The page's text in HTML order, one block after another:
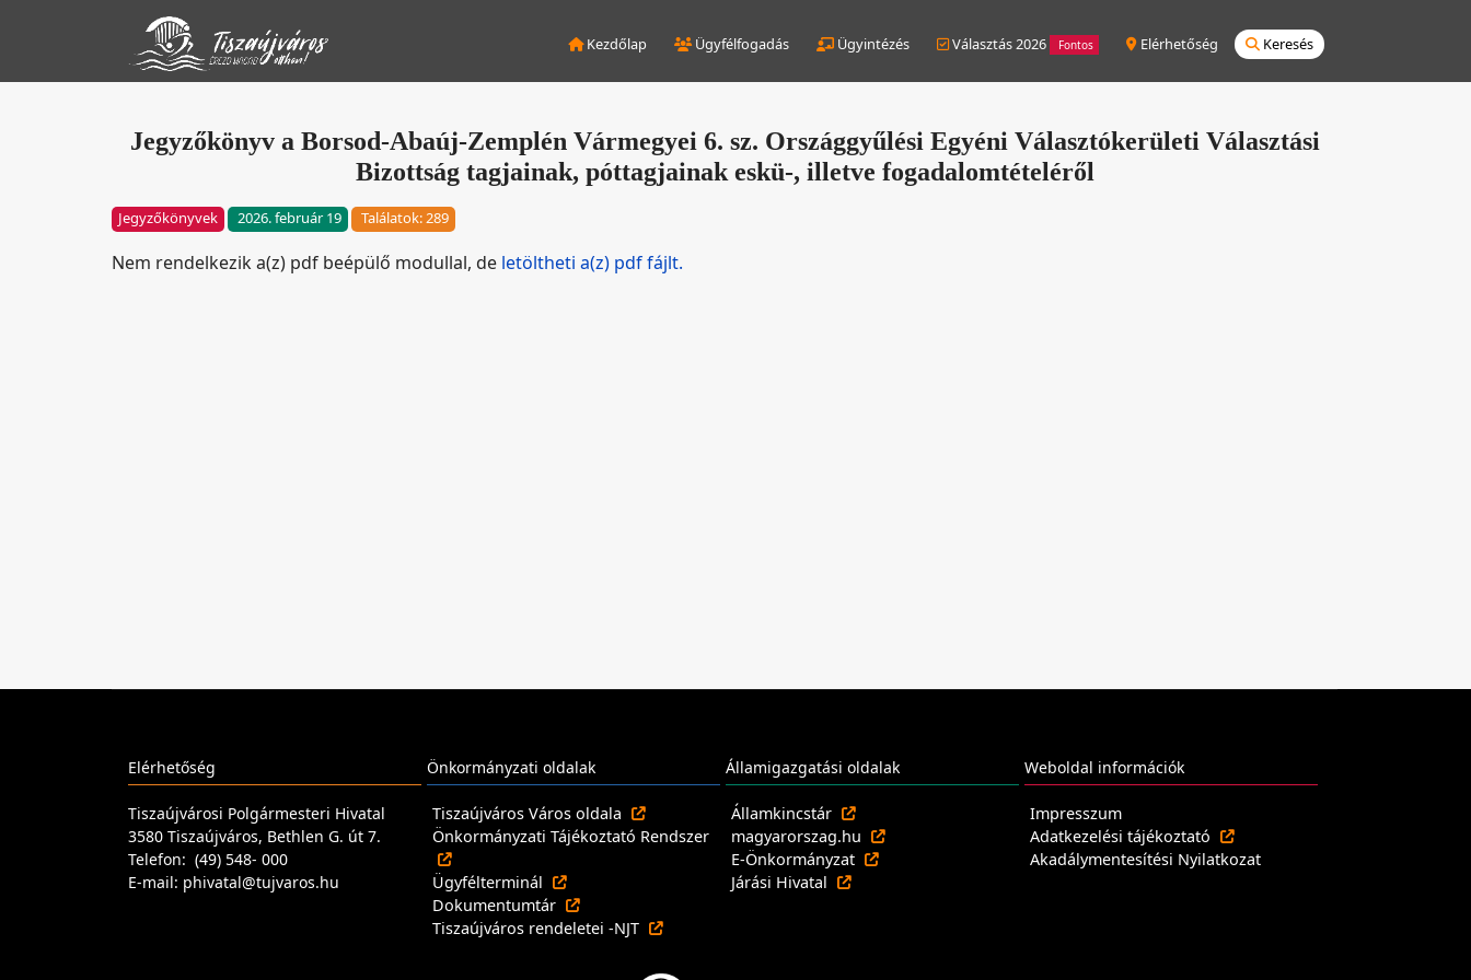
Kezdőlap Ügyfélfogadás Ügyintézés Választás 2026 Fontos Elérhetőség Keresés
Jegyzőkönyv a Borsod-Abaúj-Zemplén Vármegyei 6. sz. Országgyűlési Egyéni Választókerületi Választási
Bizottság tagjainak, póttagjainak eskü-, illetve fogadalomtételéről
Jegyzőkönyvek 2026. február 19 Találatok: 289
Nem rendelkezik a(z) pdf beépülő modullal, de letöltheti a(z) pdf fájlt.
Elérhetőség
Tiszaújvárosi Polgármesteri Hivatal
3580 Tiszaújváros, Bethlen G. út 7.
Telefon: (49) 548- 000
E-mail: phivatal@tujvaros.hu
Önkormányzati oldalak
Tiszaújváros Város oldala
Önkormányzati Tájékoztató Rendszer
Ügyfélterminál
Dokumentumtár
Tiszaújváros rendeletei -NJT
Államigazgatási oldalak
Államkincstár
magyarorszag.hu
E-Önkormányzat
Járási Hivatal
Weboldal információk
Impresszum
Adatkezelési tájékoztató
Akadálymentesítési Nyilatkozat